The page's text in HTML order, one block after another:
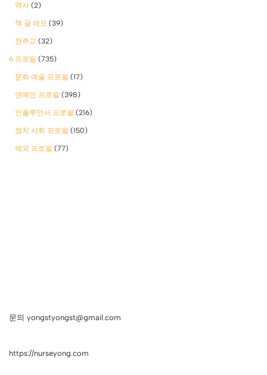
역사 (2)
책 글 메모 (39)
천주교 (32)
6 프로필 (735)
문화 예술 프로필 (17)
연예인 프로필 (398)
인플루언서 프로필 (216)
정치 사회 프로필 (150)
해외 프로필 (77)
문의 yongstyongst@gmail.com
https://nurseyong.com